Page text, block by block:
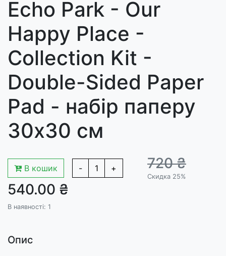
Echo Park - Our
Happy Place -
Collection Kit -
Double-Sided Paper
Pad - набір паперу
30x30 см
В кошик - 1 + 720 ₴
Скидка 25%
540.00 ₴
В наявності: 1
Опис